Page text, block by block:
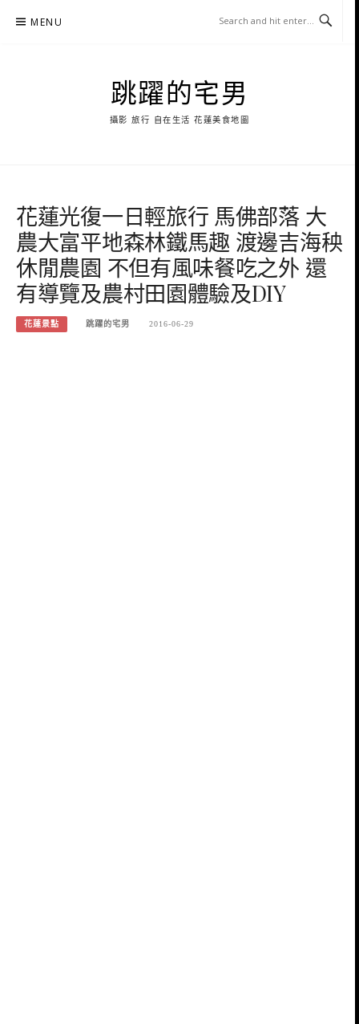
MENU
跳躍的宅男
攝影 旅行 自在生活 花蓮美食地圖
花蓮光復一日輕旅行 馬佛部落 大
農大富平地森林鐵馬趣 渡邊吉海秧
休閒農園 不但有風味餐吃之外 還
有導覽及農村田園體驗及DIY
花蓮景點 跳躍的宅男 2016-06-29